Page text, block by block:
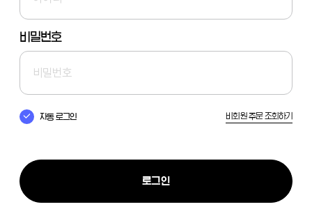
비밀번호
자동 로그인 비회원 주문 조회하기
로그인